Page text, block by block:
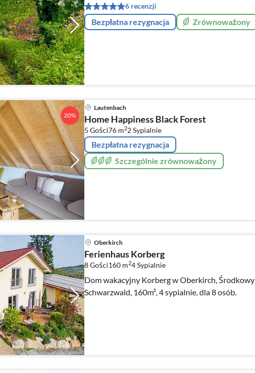
6 recenzji
Bezpłatna rezygnacja Zrównoważony
20%
Lautenbach
Home Happiness Black Forest
5 Gości76 m22Sypialnie
Bezpłatna rezygnacja
Szczególnie zrównoważony
Oberkirch
Ferienhaus Korberg
8 Gości160 m24Sypialnie
Dom wakacyjny Korberg w Oberkirch, Środkowy
Schwarzwald, 160m², 4 sypialnie, dla 8 osób.